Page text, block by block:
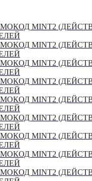
MINT2
MINT2
MINT2
MINT2
MINT2
MINT2
MINT2
MINT2
MINT2